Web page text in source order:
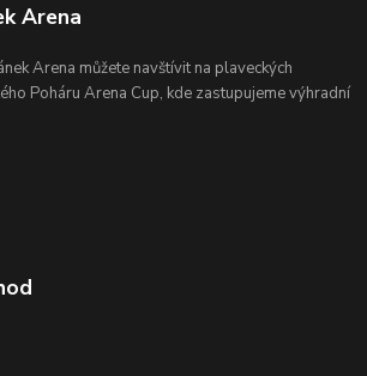
Arena
Arena můžete navštívit na plaveckých
Poháru Arena Cup, kde zastupujeme výhradní